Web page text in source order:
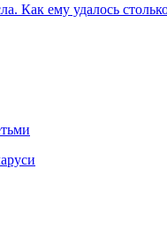
Как ему удалось